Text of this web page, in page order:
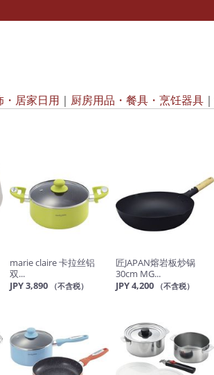
・居家日用 厨房用品・餐具・烹饪器具
marie claire 卡拉丝铝
双...
JPY 3,890
（不含税）
匠JAPAN熔岩板炒锅
30cm MG...
JPY 4,200
（不含税）